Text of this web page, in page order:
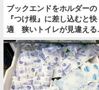
ブックエンドをホルダーの
『つけ根』に差し込むと快
適 狭いトイレが見違える
技とは